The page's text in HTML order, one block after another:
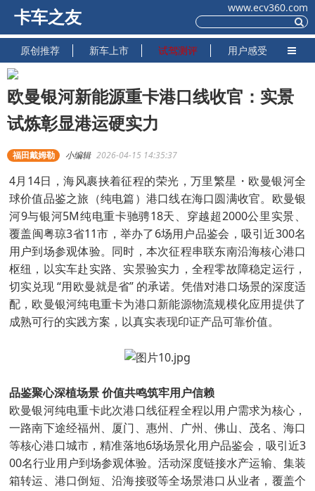
卡车之友
www.ecv360.com
原创推荐 新车上市 试驾测评 用户感受
欧曼银河新能源重卡港口线收官：实景
试炼彰显港运硬实力
福田戴姆勒 小编辑 2026-04-15 14:35:37
4月14日，海风裹挟着征程的荣光，万里繁星・欧曼银河全
球价值品鉴之旅（纯电篇）港口线在海口圆满收官。欧曼银
河9与银河5M纯电重卡驰骋18天、穿越超2000公里实景、
覆盖闽粤琼3省11市，举办了6场用户品鉴会，吸引近300名
用户到场参观体验。同时，本次征程串联东南沿海核心港口
枢纽，以实车赴实路、实景验实力，全程零故障稳定运行，
切实兑现 “用欧曼就是省” 的承诺。凭借对港口场景的深度适
配，欧曼银河纯电重卡为港口新能源物流规模化应用提供了
成熟可行的实践方案，以真实表现印证产品可靠价值。
品鉴聚心深植场景 价值共鸣筑牢用户信赖
欧曼银河纯电重卡此次港口线征程全程以用户需求为核心，
一路南下途经福州、厦门、惠州、广州、佛山、茂名、海口
等核心港口城市，精准落地6场场景化用户品鉴会，吸引近3
00名行业用户到场参观体验。活动深度链接水产运输、集装
箱转运、港口倒短、沿海接驳等全场景港口从业者，覆盖个